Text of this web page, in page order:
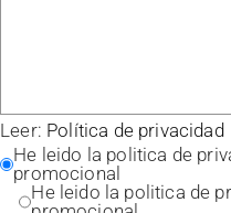
Leer: Política de privacidad
He leido la politica de
promocional
He leido la politica de